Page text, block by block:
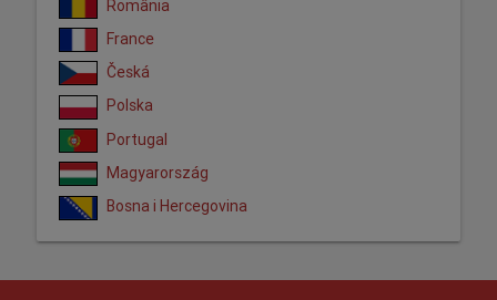
România
France
Česká
Polska
Portugal
Magyarország
Bosna i Hercegovina